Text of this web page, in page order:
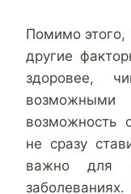
Помимо
другие
здоровее,
возможность
не сразу
важно для